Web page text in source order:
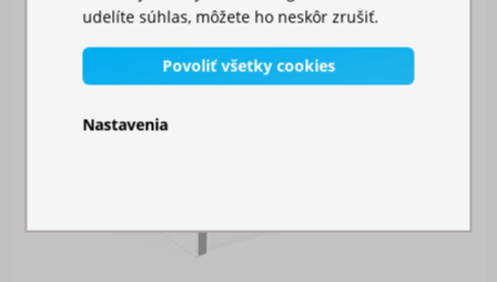
udelíte súhlas, môžete ho neskôr zrušiť.
Povoliť všetky cookies
Nastavenia